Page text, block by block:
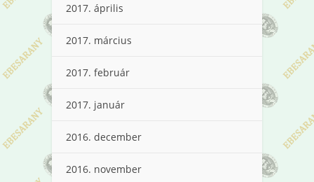
2017. április
2017. március
2017. február
2017. január
2016. december
2016. november